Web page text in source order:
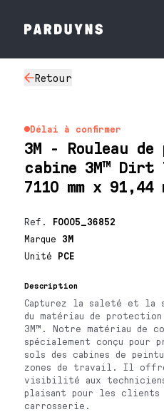
Retour
Délai à confirmer
3M - Rouleau
cabine 3M™
7110 mm x 91,44
Ref. F0005_36852
Marque 3M
Unité PCE
Description
Capturez la saleté et la
du matériau de
3M™. Notre matériau de
spécialement conçu
sols des cabines de
zones de travail. Il
visibilité aux
plaisant pour les clients
carrosserie.